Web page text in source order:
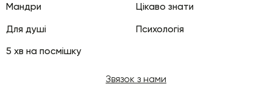
Мандри
Цікаво знати
Для душі
Психологія
5 хв на посмішку
Звязок з нами